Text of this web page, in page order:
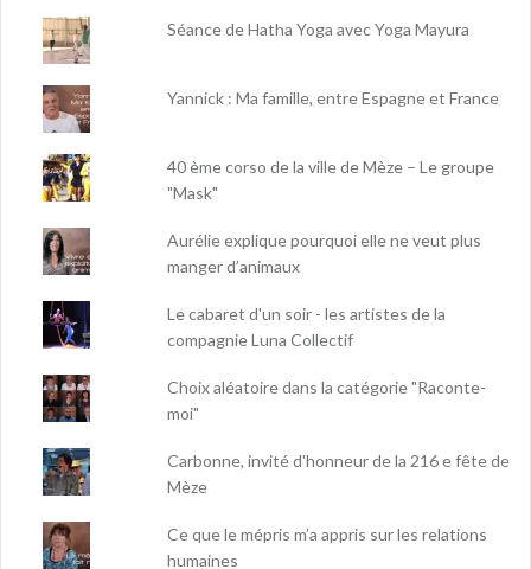
Séance de Hatha Yoga avec Yoga Mayura
Yannick : Ma famille, entre Espagne et France
40 ème corso de la ville de Mèze – Le groupe
"Mask"
Aurélie explique pourquoi elle ne veut plus
manger d’animaux
Le cabaret d'un soir - les artistes de la
compagnie Luna Collectif
Choix aléatoire dans la catégorie "Raconte-
moi"
Carbonne, invité d'honneur de la 216 e fête de
Mèze
Ce que le mépris m’a appris sur les relations
humaines